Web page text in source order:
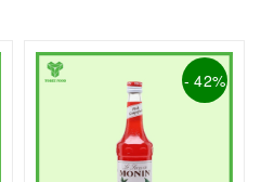
- 42%